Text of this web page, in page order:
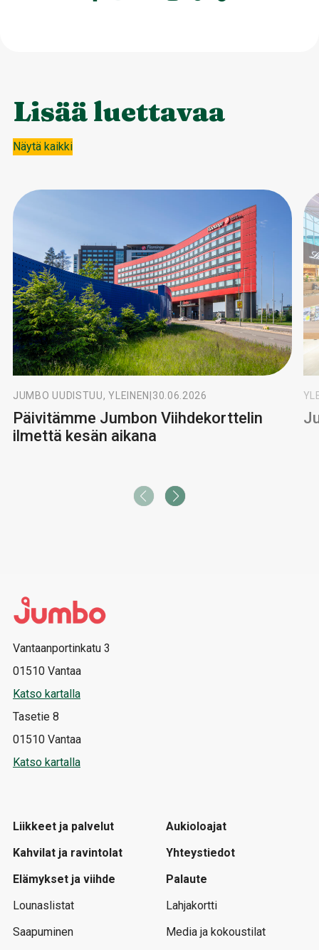
Lisää luettavaa
Näytä kaikki
JUMBO UUDISTUU, YLEINEN 30.06.2026
Päivitämme Jumbon Viihdekorttelin
ilmettä kesän aikana
Vantaanportinkatu 3
01510 Vantaa
Katso kartalla
Tasetie 8
01510 Vantaa
Katso kartalla
Liikkeet ja palvelut
Kahvilat ja ravintolat
Elämykset ja viihde
Lounaslistat
Saapuminen
Aukioloajat
Yhteystiedot
Palaute
Lahjakortti
Media ja kokoustilat